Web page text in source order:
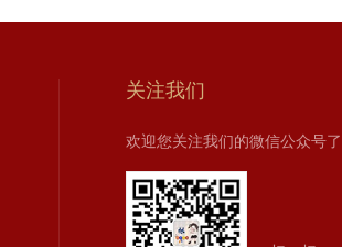
关注我们
欢迎您关注我们的微信公众号